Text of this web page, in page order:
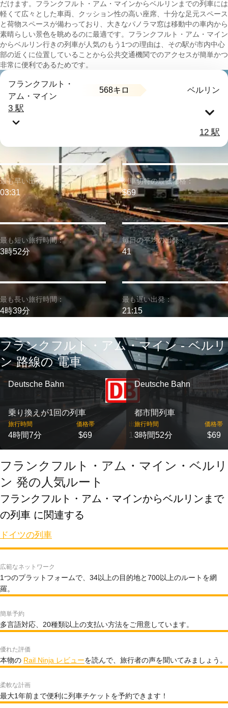
だけます。フランクフルト・アム・マインからベルリンまでの列車には
軽くて広々とした車両、クッション性の高い座席、十分な足元スペース
と荷物スペースが備わっており、大きなパノラマ窓は移動中の車内から
素晴らしい景色を眺めるのに最適です。フランクフルト・アム・マイン
からベルリン行きの列車が人気のもう1つの理由は、その駅が市内中心
部の近くに位置していることから公共交通機関でのアクセスが簡単かつ
非常に便利であるためです。
フランクフルト・
アム・マイン
568キロ ベルリン
3 駅
12 駅
最も短い旅行時間：
3時52分
最も早い出発：
03:31
最も長い旅行時間：
4時39分
列車切符の最低価格：
$69
毎日の平均の出発：
41
最も遅い出発：
21:15
フランクフルト・アム・マイン - ベルリ
ン 路線の 電車
Deutsche Bahn
乗り換えが1回の列車
旅行時間
4時間7分
価格帯
$69
出発
14
Deutsche Bahn
都市間列車
旅行時間
3時間52分
価格帯
$69
フランクフルト・アム・マイン・ベルリ
ン 発の人気ルート
フランクフルト・アム・マインからベルリンまで
の列車 に関連する
ドイツの列車
広範なネットワーク
1つのプラットフォームで、34以上の目的地と700以上のルートを網
羅。
簡単予約
多言語対応、20種類以上の支払い方法をご用意しています。
優れた評価
本物の Rail Ninja レビューを読んで、旅行者の声を聞いてみましょう。
柔軟な計画
最大1年前まで便利に列車チケットを予約できます！